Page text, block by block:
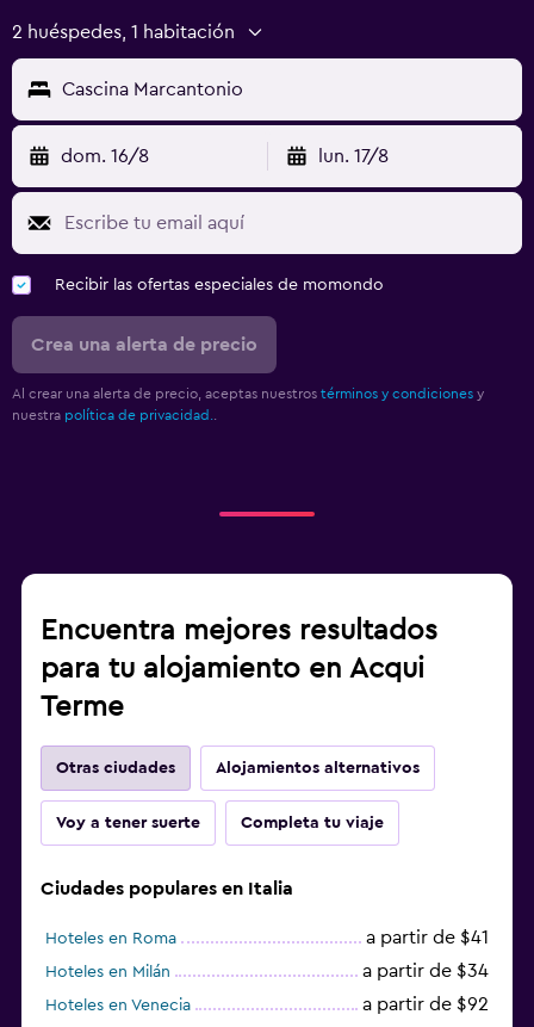
2 huéspedes, 1 habitación
Cascina Marcantonio
dom. 16/8 lun. 17/8
Recibir las ofertas especiales de momondo
Crea una alerta de precio
Al crear una alerta de precio, aceptas nuestros términos y condiciones y
nuestra política de privacidad.
Encuentra mejores resultados
para tu alojamiento en Acqui
Terme
Otras ciudades Alojamientos alternativos
Voy a tener suerte Completa tu viaje
Ciudades populares en Italia
Hoteles en Roma a partir de $41
Hoteles en Milán a partir de $34
Hoteles en Venecia a partir de $92